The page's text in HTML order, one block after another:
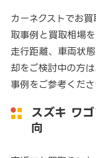
カーネクストでお
取事例と買取相場
走行距離、車両状
却をご検討中の方
事例をご参考くださ
スズキ ワ
向